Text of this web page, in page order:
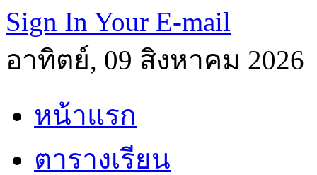
Sign In Your E-mail
อาทิตย์, 09 สิงหาคม 2026
หน้าแรก
ตารางเรียน